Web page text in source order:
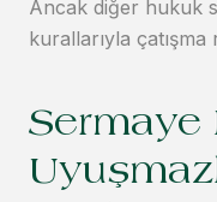
Ancak diğer hukuk
kurallarıyla çatışma
Sermaye